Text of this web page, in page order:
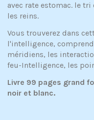
avec rate estomac. le
les reins.
Vous trouverez dans
l'intelligence,
méridiens, les
feu-Intelligence, les
Livre 99 pages grand
noir et blanc.